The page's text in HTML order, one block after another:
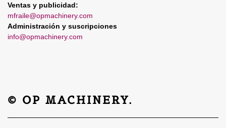
Ventas y publicidad:
mfraile@opmachinery.com
Administración y suscripciones
info@opmachinery.com
© OP MACHINERY.